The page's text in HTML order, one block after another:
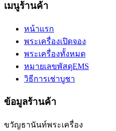
เมนูร้านค้า
หน้าแรก
พระเครื่องเปิดจอง
พระเครื่องทั้งหมด
หมายเลขพัสดุEMS
วิธีการเช่าบูชา
ข้อมูลร้านค้า
ขวัญธานันท์พระเครื่อง